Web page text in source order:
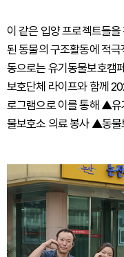
이 같은 입양 프로젝트들을
된 동물의 구조활동에 적
동으로는 유기동물보호캠
보호단체 라이프와 함께
로그램으로 이를 통해 ▲
물보호소 의료 봉사 ▲동물